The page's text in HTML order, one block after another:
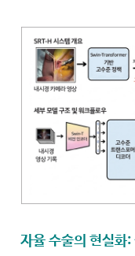
자율 수술의 현실